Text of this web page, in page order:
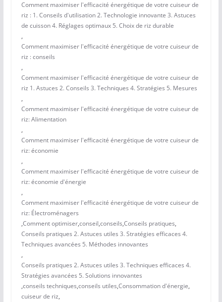
Comment maximiser l'efficacité énergétique de votre cuiseur de
riz : 1. Conseils d'utilisation 2. Technologie innovante 3. Astuces
de cuisson 4. Réglages optimaux 5. Choix de riz durable
,
Comment maximiser l'efficacité énergétique de votre cuiseur de
riz : conseils
,
Comment maximiser l'efficacité énergétique de votre cuiseur de
riz 1. Astuces 2. Conseils 3. Techniques 4. Stratégies 5. Mesures
,
Comment maximiser l'efficacité énergétique de votre cuiseur de
riz: Alimentation
,
Comment maximiser l'efficacité énergétique de votre cuiseur de
riz: économie
,
Comment maximiser l'efficacité énergétique de votre cuiseur de
riz: économie d'énergie
,
Comment maximiser l'efficacité énergétique de votre cuiseur de
riz: Électroménagers
,Comment optimiser,conseil,conseils,Conseils pratiques,
Conseils pratiques 2. Astuces utiles 3. Stratégies efficaces 4.
Techniques avancées 5. Méthodes innovantes
,
Conseils pratiques 2. Astuces utiles 3. Techniques efficaces 4.
Stratégies avancées 5. Solutions innovantes
,conseils techniques,conseils utiles,Consommation d'énergie,
cuiseur de riz,